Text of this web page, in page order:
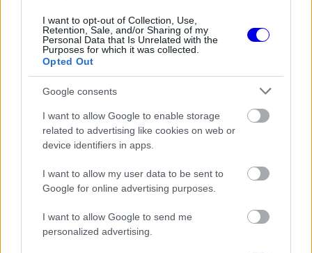
I want to opt-out of Collection, Use,
Retention, Sale, and/or Sharing of my
Personal Data that Is Unrelated with the
Purposes for which it was collected.
Opted Out
Google consents
I want to allow Google to enable storage
related to advertising like cookies on web or
device identifiers in apps.
I want to allow my user data to be sent to
Google for online advertising purposes.
I want to allow Google to send me
personalized advertising.
Russell számára a Kanadai Nagydíj különösen
fájdalmasan zárult. Miközben vezette a versenyt,
műszaki hiba miatt félre kellett állítania a
Mercedest, így pont nélkül maradt.
EZEKET IS AJÁNLJUK
MOTORSPORTOK
Újabb részletek a balesetről:
WRC-sztár a horrorisztikus bukás
után